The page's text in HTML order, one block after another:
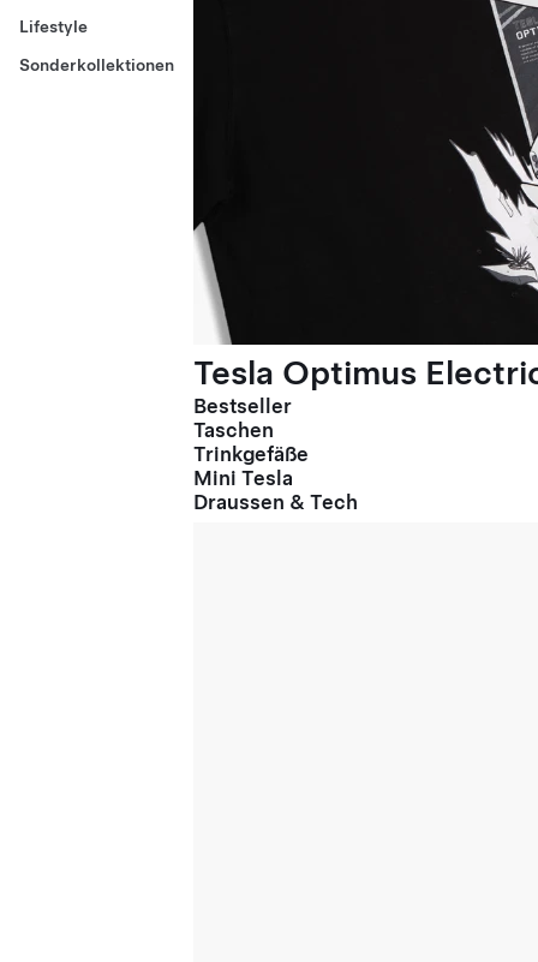
Lifestyle
Sonderkollektionen
Tesla Optimus
Bestseller
Taschen
Trinkgefäße
Mini Tesla
Draussen & Tech